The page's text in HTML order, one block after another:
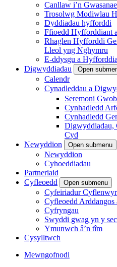
Canllaw i’n
Trosolwg Modiwlau
Dyddiadau hyfforddi
Ffioedd Hyfforddiant
Rhaglen Hyfforddi
Lleol yng Nghymru
E-ddysgu a
Digwyddiadau
Open
Calendr
Cynadleddau a
Seremoni
Cynhadledd
Cynhadledd
Digwyddiadau,
Cyd
Newyddion
Open submenu
Newyddion
Cyhoeddiadau
Partneriaid
Cyfleoedd
Open submenu
Cyfeiriadur Cyflenwyr
Cyfleoedd Arddangos
Cyfryngau
Swyddi gwag yn y
Ymunwch â’n tîm
Cysylltwch
Mewngofnodi